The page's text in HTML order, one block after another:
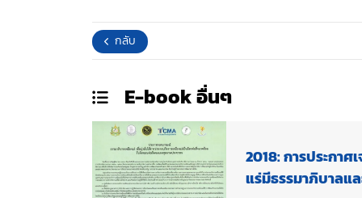
กลับ
E-bookอื่นๆ
2018: การประกา
แร่มีธรรมาภิบาลแ